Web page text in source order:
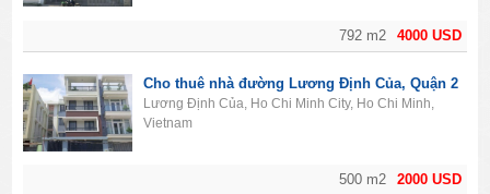
4000 USD
792 m2
2000 USD
500 m2
Cho thuê nhà đường Lương Định Của, Quận 2
Lương Định Của, Ho Chi Minh City, Ho Chi Minh,
Vietnam